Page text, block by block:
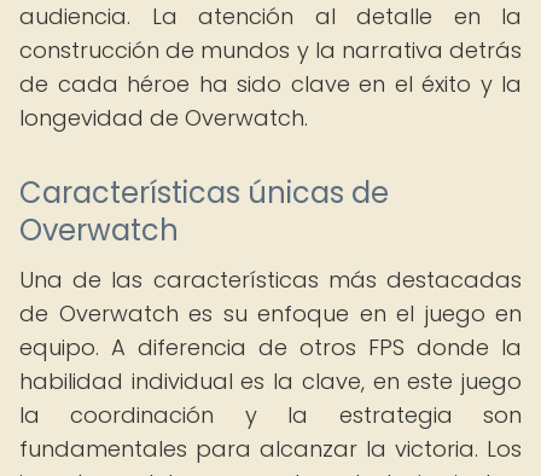
audiencia. La atención al detalle en la
construcción de mundos y la narrativa detrás
de cada héroe ha sido clave en el éxito y la
longevidad de Overwatch.
Características únicas de
Overwatch
Una de las características más destacadas
de Overwatch es su enfoque en el juego en
equipo. A diferencia de otros FPS donde la
habilidad individual es la clave, en este juego
la coordinación y la estrategia son
fundamentales para alcanzar la victoria. Los